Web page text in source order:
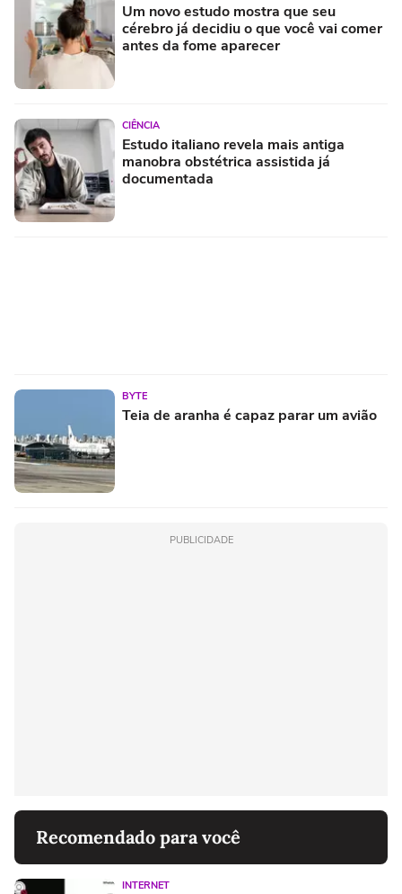
Um novo estudo mostra que seu
cérebro já decidiu o que você vai comer
antes da fome aparecer
CIÊNCIA
Estudo italiano revela mais antiga
manobra obstétrica assistida já
documentada
BYTE
Teia de aranha é capaz parar um avião
PUBLICIDADE
Recomendado para você
INTERNET